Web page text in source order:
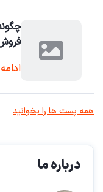
همه پست ها را بخوانید
درباره ما